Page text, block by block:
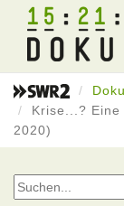
15 21
Krise...?
2020)